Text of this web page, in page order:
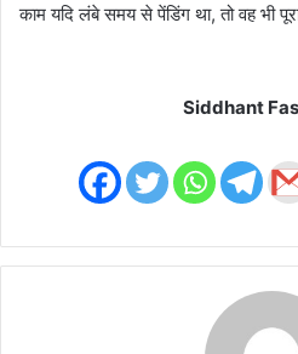
काम यदि लंबे समय से पेंडिंग था, तो वह भी
Siddhant